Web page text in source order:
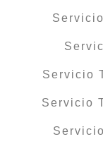
Servicio
Servicio